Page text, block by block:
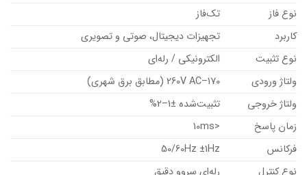
نوع فاز
تک‌فاز
کاربرد
تجهیزات دیجیتال، صوتی و تصویری
نوع تثبیت
الکترونیکی / رله‌ای
ولتاژ ورودی
170–260V AC (مطابق برق شهری)
ولتاژ خروجی
تثبیت‌شده ±1–2%
زمان پاسخ
<10ms
فرکانس
50/60Hz ±1Hz
نوع کنترل
رله‌ای سروو دقیق